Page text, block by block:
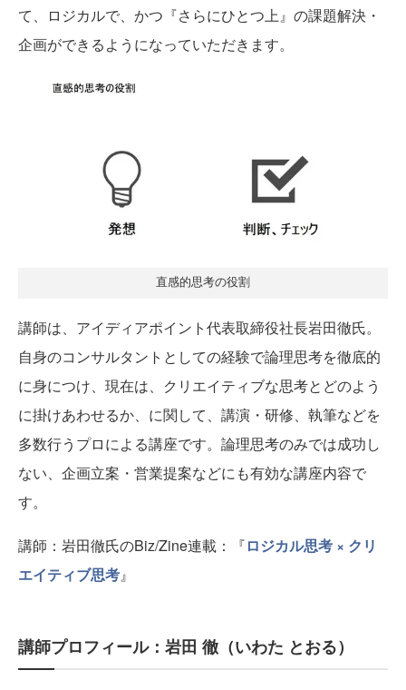
て、ロジカルで、かつ『さらにひとつ上』の課題解決・
企画ができるようになっていただきます。
直感的思考の役割
講師は、アイディアポイント代表取締役社長岩田徹氏。
自身のコンサルタントとしての経験で論理思考を徹底的
に身につけ、現在は、クリエイティブな思考とどのよう
に掛けあわせるか、に関して、講演・研修、執筆などを
多数行うプロによる講座です。論理思考のみでは成功し
ない、企画立案・営業提案などにも有効な講座内容で
す。
講師：岩田徹氏のBiz/Zine連載：『ロジカル思考 × クリ
エイティブ思考』
講師プロフィール：岩田 徹（いわた とおる）